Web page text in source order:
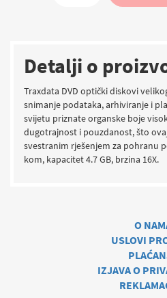
Detalji o
Traxdata DVD optički diskovi
snimanje podataka, arhiviranje i
svijetu priznate organske boje
dugotrajnost i pouzdanost, što
svestranim rješenjem za pohranu
kom, kapacitet 4.7 GB, brzina 16X.
O
USLOVI
IZJAVA O